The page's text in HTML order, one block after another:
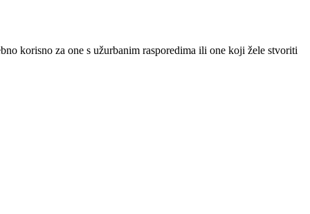
korisno za one s užurbanim rasporedima ili one koji žele stvoriti